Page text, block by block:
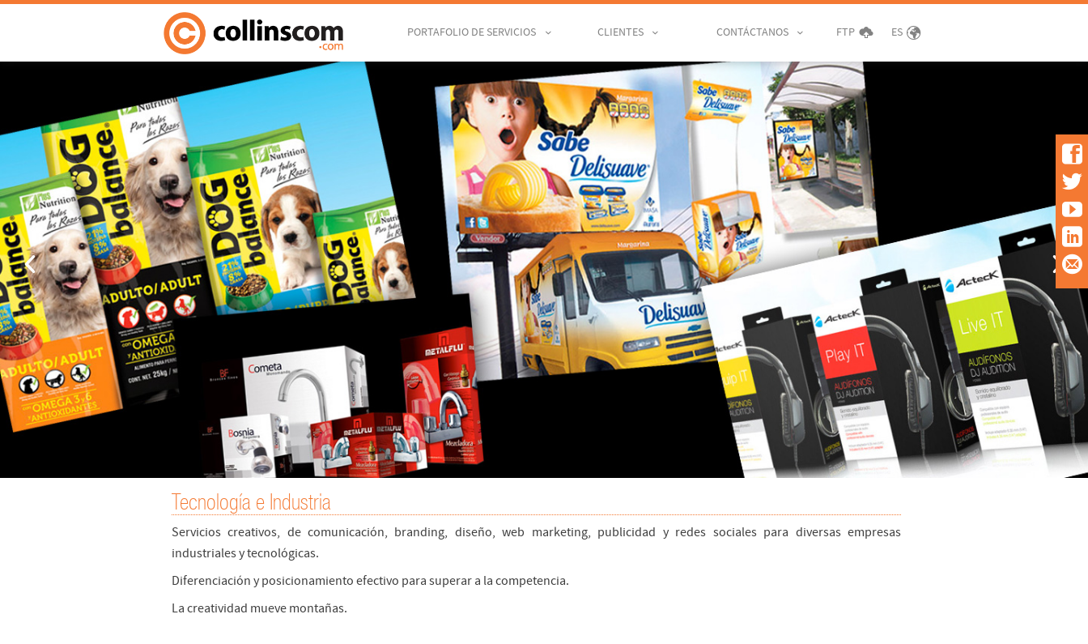
PORTAFOLIO DE SERVICIOS CLIENTES CONTÁCTANOS FTP ES
Tecnología e Industria
Servicios creativos, de comunicación, branding, diseño, web marketing, publicidad y redes sociales para diversas empresas
industriales y tecnológicas.
Diferenciación y posicionamiento efectivo para superar a la competencia.
La creatividad mueve montañas.